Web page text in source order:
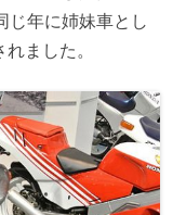
じ年に姉妹車とし
れました。